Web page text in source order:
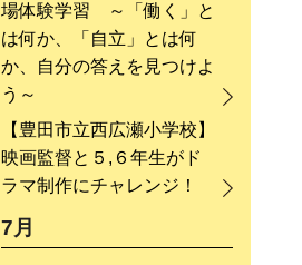
場体験学習 ～「働く」と
は何か、「自立」とは何
か、自分の答えを見つけよ
う～
【豊田市立西広瀬小学校】
映画監督と５,６年生がド
ラマ制作にチャレンジ！
7月